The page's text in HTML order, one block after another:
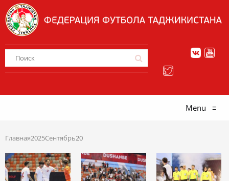
Menu ≡
Главная2025Сентябрь20